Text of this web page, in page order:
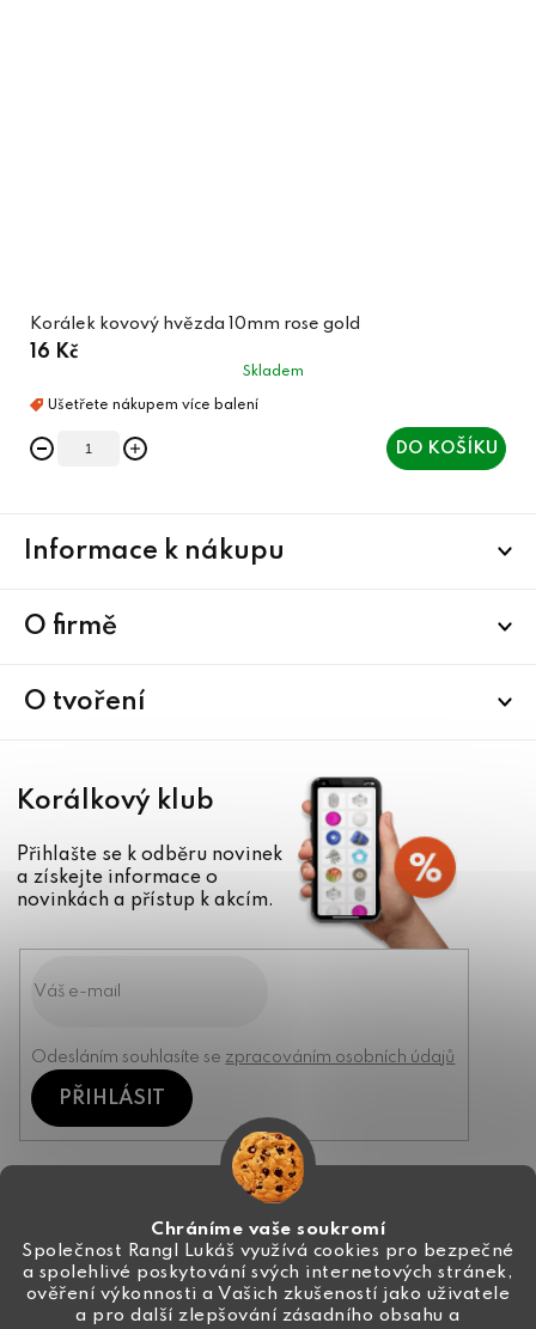
Chráníme vaše soukromí
Společnost Rangl Lukáš využívá cookies pro bezpečné
a spolehlivé poskytování svých internetových stránek,
ověření výkonnosti a Vašich zkušeností jako uživatele
a pro další zlepšování zásadního obsahu a
Korálek kovový hvězda 10mm rose gold
16 Kč
Skladem
DO KOŠÍKU
Informace k nákupu
O firmě
O tvoření
Korálkový klub
Přihlašte se k odběru novinek
a získejte informace o
novinkách a přístup k akcím.
Odesláním souhlasíte se zpracováním osobních údajů
PŘIHLÁSIT
+420 774 444 191